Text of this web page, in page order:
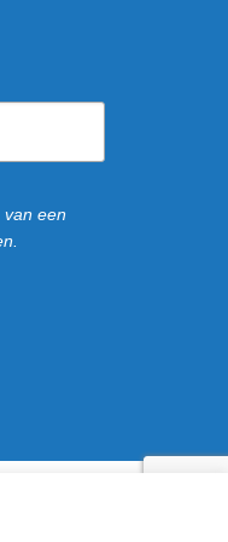
van een